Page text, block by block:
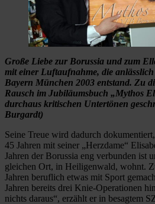
Große Liebe zur Borussia und zum
mit einer Luftaufnahme, die anlässlich
Bayern München 2003 entstand. Zu
Rausch im Jubiläumsbuch „Mythos
durchaus kritischen Untertönen
Burgardt)
Seine Treue wird dadurch
45 Jahren mit seiner „Herzdame“
Jahren der Borussia eng verbunden ist
gleichen Ort, in Heiligenwald, wohnt.
Jahren beruflich etwas mit Sport
Jahren bereits drei Knie-Operationen
nichts daraus“, erzählt er in besagtem